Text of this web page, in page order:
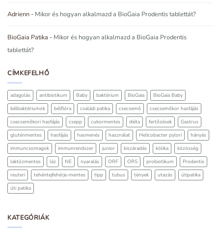
Adrienn - Mikor és hogyan alkalmazd a BioGaia Prodentis tablettát?
BioGaia Patika - Mikor és hogyan alkalmazd a BioGaia Prodentis
tablettát?
CÍMKEFELHŐ
adagolás antibiotikum Baby baktérium BioGaia
BioGaia Baby
bélbaktériumok
bélflóra családi patika csecsemő
csecsemőkor hasfájás
csecsemőkori hasfájás
csepp cukormentes diéta fertőzések
Gastrus
gluténmentes
hasfájás hasmenés használat Helicobacter pylori
hányás
immuncsomagok
immunrendszer junior kiszáradás kólika
közösség
laktózmentes
láz NE nyaralás ORF ORS probiotikum
Prodentis
reuteri
tehéntejfehérje-mentes tipp tubus tények utazás
útipatika
úti patika
KATEGÓRIÁK